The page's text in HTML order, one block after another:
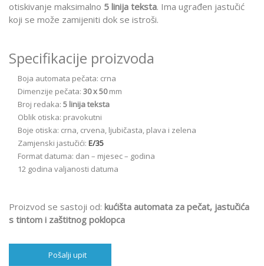
otiskivanje maksimalno 5 linija teksta. Ima ugrađen jastučić
koji se može zamijeniti dok se istroši.
Specifikacije proizvoda
Boja automata pečata: crna
Dimenzije pečata: 30 x 50mm
Broj redaka: 5 linijateksta
Oblik otiska: pravokutni
Boje otiska: crna, crvena, ljubičasta, plava i zelena
Zamjenski jastučići: E/35
Format datuma: dan – mjesec – godina
12 godina valjanosti datuma
Proizvod se sastoji od: kućišta automata za pečat, jastučića
s tintom i zaštitnog poklopca
Pošalji upit